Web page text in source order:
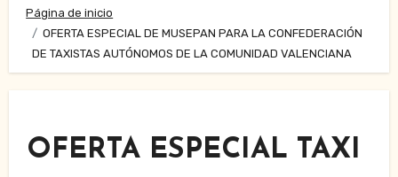
Página de inicio
OFERTA ESPECIAL DE MUSEPAN PARA LA CONFEDERACIÓN
DE TAXISTAS AUTÓNOMOS DE LA COMUNIDAD VALENCIANA
OFERTA ESPECIAL TAXI